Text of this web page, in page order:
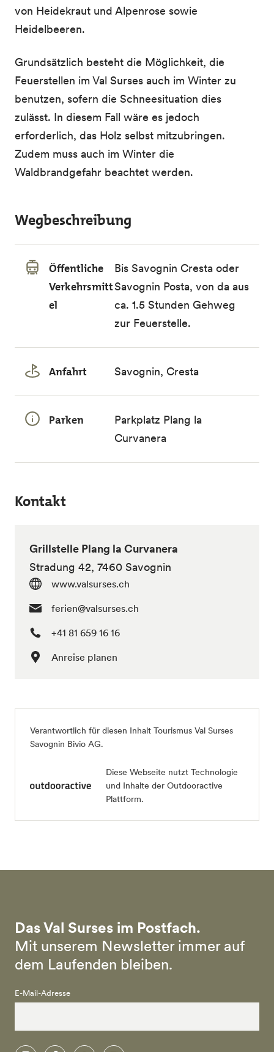
von Heidekraut und Alpenrose sowie
Heidelbeeren.
Grundsätzlich besteht die Möglichkeit, die
Feuerstellen im Val Surses auch im Winter zu
benutzen, sofern die Schneesituation dies
zulässt. In diesem Fall wäre es jedoch
erforderlich, das Holz selbst mitzubringen.
Zudem muss auch im Winter die
Waldbrandgefahr beachtet werden.
Wegbeschreibung
Öffentliche
Verkehrsmitt
el
Bis Savognin Cresta oder
Savognin Posta, von da aus
ca. 1.5 Stunden Gehweg
zur Feuerstelle.
Anfahrt Savognin, Cresta
Parken
Parkplatz Plang la
Curvanera
Kontakt
Grillstelle Plang la Curvanera
Stradung 42, 7460 Savognin
www.valsurses.ch
ferien@valsurses.ch
+41 81 659 16 16
Anreise planen
Verantwortlich für diesen Inhalt Tourismus Val Surses
Savognin Bivio AG.
Diese Webseite nutzt Technologie
und Inhalte der Outdooractive
Plattform.
Das Val Surses im Postfach.
Mit unserem Newsletter immer auf
dem Laufenden bleiben.
E-Mail-Adresse